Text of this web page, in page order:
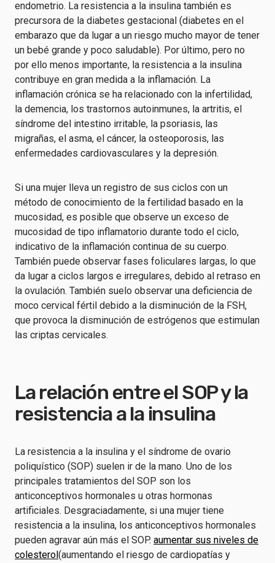
endometrio. La resistencia a la insulina también es
precursora de la diabetes gestacional (diabetes en el
embarazo que da lugar a un riesgo mucho mayor de tener
un bebé grande y poco saludable). Por último, pero no
por ello menos importante, la resistencia a la insulina
contribuye en gran medida a la inflamación. La
inflamación crónica se ha relacionado con la infertilidad,
la demencia, los trastornos autoinmunes, la artritis, el
síndrome del intestino irritable, la psoriasis, las
migrañas, el asma, el cáncer, la osteoporosis, las
enfermedades cardiovasculares y la depresión.
Si una mujer lleva un registro de sus ciclos con un
método de conocimiento de la fertilidad basado en la
mucosidad, es posible que observe un exceso de
mucosidad de tipo inflamatorio durante todo el ciclo,
indicativo de la inflamación continua de su cuerpo.
También puede observar fases foliculares largas, lo que
da lugar a ciclos largos e irregulares, debido al retraso en
la ovulación. También suelo observar una deficiencia de
moco cervical fértil debido a la disminución de la FSH,
que provoca la disminución de estrógenos que estimulan
las criptas cervicales.
La relación entre el SOP y la
resistencia a la insulina
La resistencia a la insulina y el síndrome de ovario
poliquístico (SOP) suelen ir de la mano. Uno de los
principales tratamientos del SOP son los
anticonceptivos hormonales u otras hormonas
artificiales. Desgraciadamente, si una mujer tiene
resistencia a la insulina, los anticonceptivos hormonales
pueden agravar aún más el SOP. aumentar sus niveles de
colesterol(aumentando el riesgo de cardiopatías y